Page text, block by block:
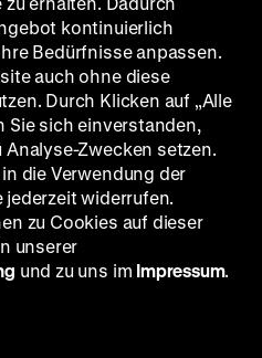
14’ · 35 mm
Neapel, D 1938, R: Ulrich
· 35 mm
im Capitol am Zoo, einem
die umjubelte Berliner
ichstatt. Es ist die
Geschichte vom Aufstieg
(Joachim Gottschalk)
Horney) aus dem
aufopfernde Mann
Unternehmer; das
im Film gestellte
und der Arbeit. Als
sein Sohn zur Armee
kontinuierlich
Bedürfnisse anpassen.
auch ohne diese
Durch Klicken auf „Alle
Sie sich einverstanden,
Analyse-Zwecken setzen.
die Verwendung der
jederzeit widerrufen.
zu Cookies auf dieser
unserer
und zu uns im Impressum.